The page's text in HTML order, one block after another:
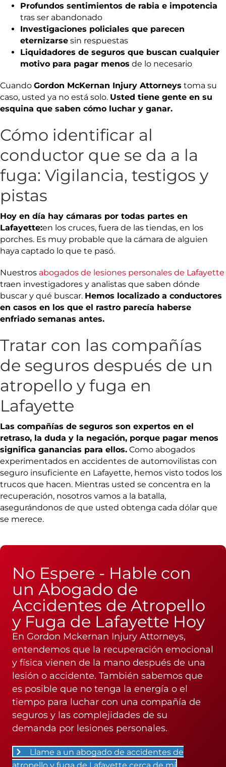
Profundos sentimientos de rabia e impotencia
tras ser abandonado
Investigaciones policiales que parecen
eternizarse sin respuestas
Liquidadores de seguros que buscan cualquier
motivo para pagar menos de lo necesario
Cuando Gordon McKernan Injury Attorneys toma su
caso, usted ya no está solo. Usted tiene gente en su
esquina que saben cómo luchar y ganar.
Cómo identificar al
conductor que se da a la
fuga: Vigilancia, testigos y
pistas
Hoy en día hay cámaras por todas partes en
Lafayette:en los cruces, fuera de las tiendas, en los
porches. Es muy probable que la cámara de alguien
haya captado lo que te pasó.
Nuestros abogados de lesiones personales de Lafayette
traen investigadores y analistas que saben dónde
buscar y qué buscar. Hemos localizado a conductores
en casos en los que el rastro parecía haberse
enfriado semanas antes.
Tratar con las compañías
de seguros después de un
atropello y fuga en
Lafayette
Las compañías de seguros son expertos en el
retraso, la duda y la negación, porque pagar menos
significa ganancias para ellos. Como abogados
experimentados en accidentes de automovilistas con
seguro insuficiente en Lafayette, hemos visto todos los
trucos que hacen. Mientras usted se concentra en la
recuperación, nosotros vamos a la batalla,
asegurándonos de que usted obtenga cada dólar que
se merece.
No Espere - Hable con
un Abogado de
Accidentes de Atropello
y Fuga de Lafayette Hoy
En Gordon Mckernan Injury Attorneys,
entendemos que la recuperación emocional
y física vienen de la mano después de una
lesión o accidente. También sabemos que
es posible que no tenga la energía o el
tiempo para luchar con una compañía de
seguros y las complejidades de su
demanda por lesiones personales.
Llame a un abogado de accidentes de